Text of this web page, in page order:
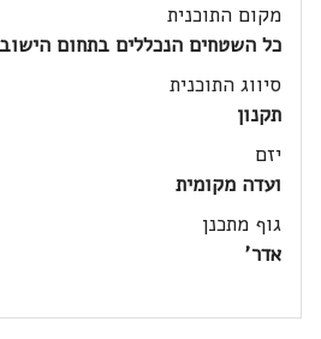
מקום התוכנית
כל השטחים הנכללים בתחום
סיווג התוכנית
תקנון
יזם
ועדה מקומית
גוף מתכנן
אדר'